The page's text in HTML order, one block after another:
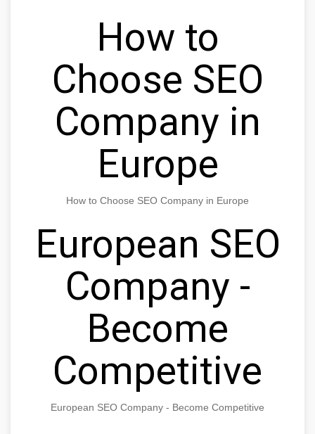
How to
Choose SEO
Company in
Europe
How to Choose SEO Company in Europe
European SEO
Company -
Become
Competitive
European SEO Company - Become Competitive